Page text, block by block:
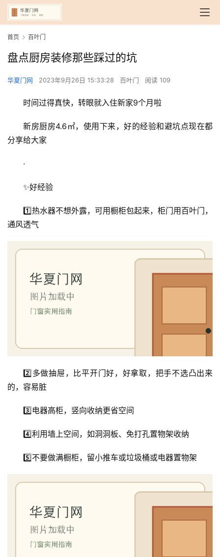
首页 百叶门
盘点厨房装修那些踩过的坑
华夏门网 2023年9月26日 15:33:28 百叶门 阅读 109
时间过得真快，转眼就入住新家9个月啦
新房厨房4.6㎡，使用下来，好的经验和避坑点现在都
分享给大家
·
✨好经验
1️⃣热水器不想外露，可用橱柜包起来，柜门用百叶门，
通风透气
2️⃣多做抽屉，比平开门好，好拿取，把手不选凸出来
的，容易脏
3️⃣电器高柜，竖向收纳更省空间
4️⃣利用墙上空间，如洞洞板、免打孔置物架收纳
5️⃣不要做满橱柜，留小推车或垃圾桶或电器置物架